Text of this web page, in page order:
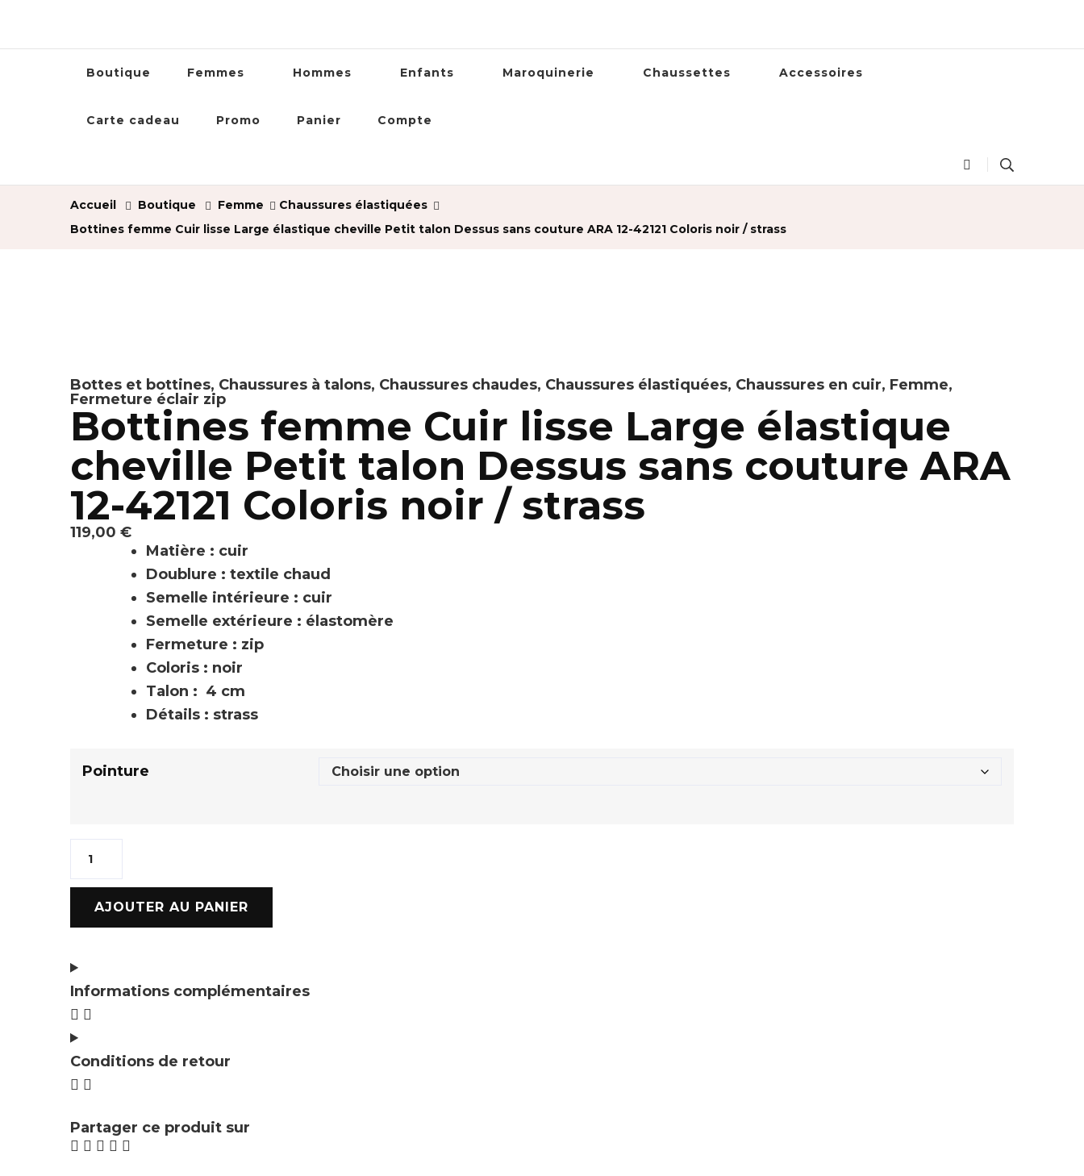
Boutique Femmes Hommes Enfants Maroquinerie Chaussettes Accessoires
Carte cadeau Promo Panier Compte
Accueil Boutique Femme
Chaussures élastiquées
Bottines femme Cuir lisse Large élastique cheville Petit talon Dessus sans couture ARA 12-42121 Coloris noir / strass
Bottes et bottines, Chaussures à talons, Chaussures chaudes, Chaussures élastiquées, Chaussures en cuir, Femme,
Fermeture éclair zip
Bottines femme Cuir lisse Large élastique
cheville Petit talon Dessus sans couture ARA
12-42121 Coloris noir / strass
119,00 €
Matière : cuir
Doublure : textile chaud
Semelle intérieure : cuir
Semelle extérieure : élastomère
Fermeture : zip
Coloris : noir
Talon : 4 cm
Détails : strass
Pointure
AJOUTER AU PANIER
Informations complémentaires
Conditions de retour
Partager ce produit sur